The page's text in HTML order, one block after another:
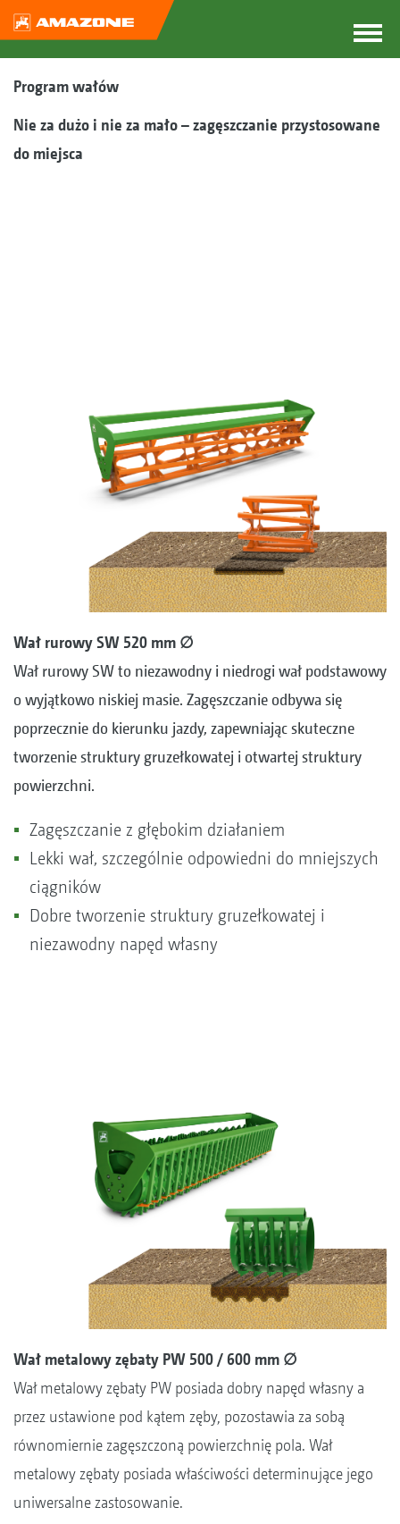
Program wałów
Nie za dużo i nie za mało – zagęszczanie przystosowane
do miejsca
Wał rurowy SW 520 mm ∅
Wał rurowy SW to niezawodny i niedrogi wał podstawowy
o wyjątkowo niskiej masie. Zagęszczanie odbywa się
poprzecznie do kierunku jazdy, zapewniając skuteczne
tworzenie struktury gruzełkowatej i otwartej struktury
powierzchni.
Zagęszczanie z głębokim działaniem
Lekki wał, szczególnie odpowiedni do mniejszych
ciągników
Dobre tworzenie struktury gruzełkowatej i
niezawodny napęd własny
Wał metalowy zębaty PW 500 / 600 mm ∅
Wał metalowy zębaty PW posiada dobry napęd własny a
przez ustawione pod kątem zęby, pozostawia za sobą
równomiernie zagęszczoną powierzchnię pola. Wał
metalowy zębaty posiada właściwości determinujące jego
uniwersalne zastosowanie.